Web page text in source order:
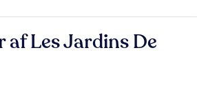
af Les Jardins De